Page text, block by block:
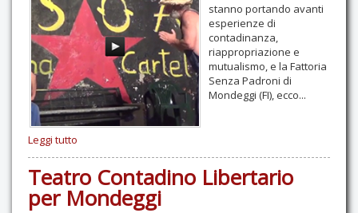
stanno portando avanti
esperienze di
contadinanza,
riappropriazione e
mutualismo, e la Fattoria
Senza Padroni di
Mondeggi (FI), ecco...
Leggi tutto
Teatro Contadino Libertario
per Mondeggi